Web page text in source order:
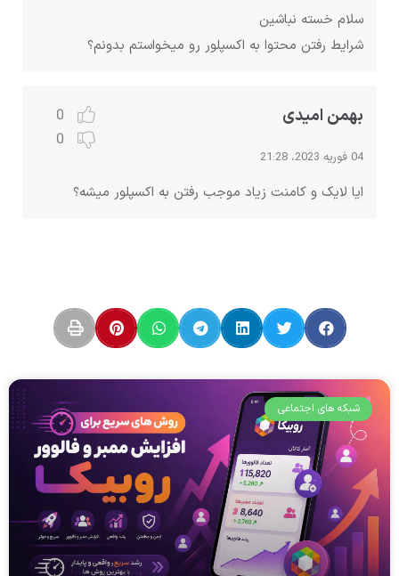
سلام خسته نباشین
شرایط رفتن محتوا به اکسپلور رو میخواستم بدونم؟
0
0
بهمن امیدی
04 فوریه 2023، 21:28
ایا لایک و کامنت زیاد موجب رفتن به اکسپلور میشه؟
شبکه های اجتماعی